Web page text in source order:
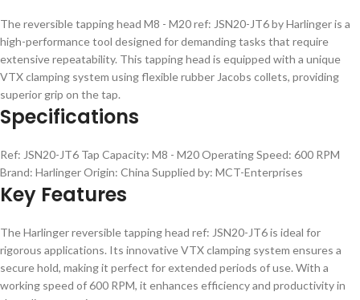
The reversible tapping head M8 - M20 ref: JSN20-JT6 by Harlinger is a
high-performance tool designed for demanding tasks that require
extensive repeatability. This tapping head is equipped with a unique
VTX clamping system using flexible rubber Jacobs collets, providing
superior grip on the tap.
Specifications
Ref: JSN20-JT6 Tap Capacity: M8 - M20 Operating Speed: 600 RPM
Brand: Harlinger Origin: China Supplied by: MCT-Enterprises
Key Features
The Harlinger reversible tapping head ref: JSN20-JT6 is ideal for
rigorous applications. Its innovative VTX clamping system ensures a
secure hold, making it perfect for extended periods of use. With a
working speed of 600 RPM, it enhances efficiency and productivity in